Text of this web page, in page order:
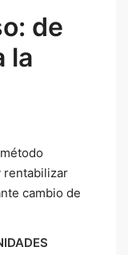
de
la
rentabilizar
cambio de